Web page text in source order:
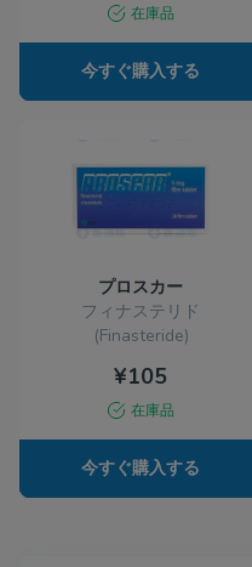
在庫品
今すぐ購入する
プロスカー
フィナステリド
(Finasteride)
¥105
在庫品
今すぐ購入する